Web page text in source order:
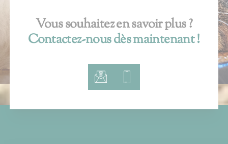
Vous souhaitez en savoir plus ?
Contactez-nous dès maintenant !